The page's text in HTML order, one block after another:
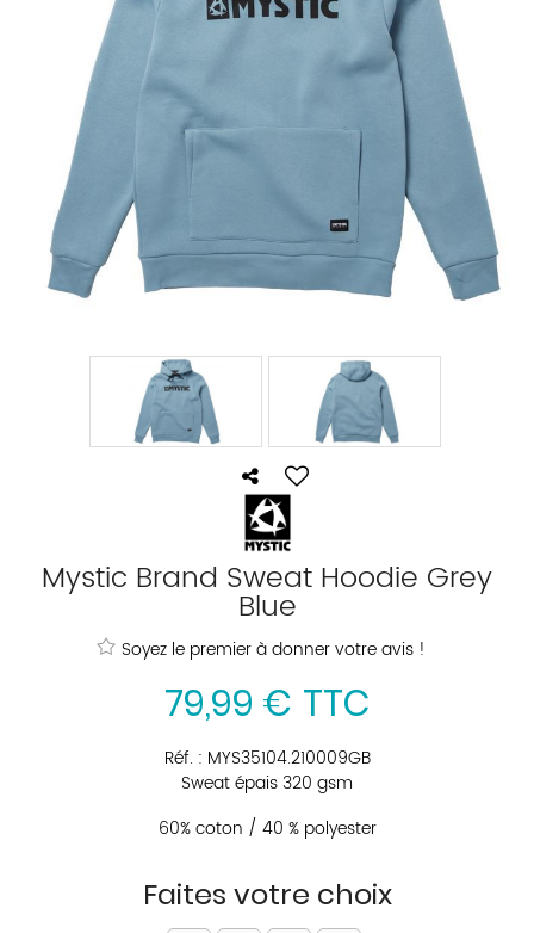
Mystic Brand Sweat Hoodie Grey
Blue
Soyez le premier à donner votre avis !
79,99 € TTC
Réf. : MYS35104.210009GB
Sweat épais 320 gsm
60% coton / 40 % polyester
Faites votre choix